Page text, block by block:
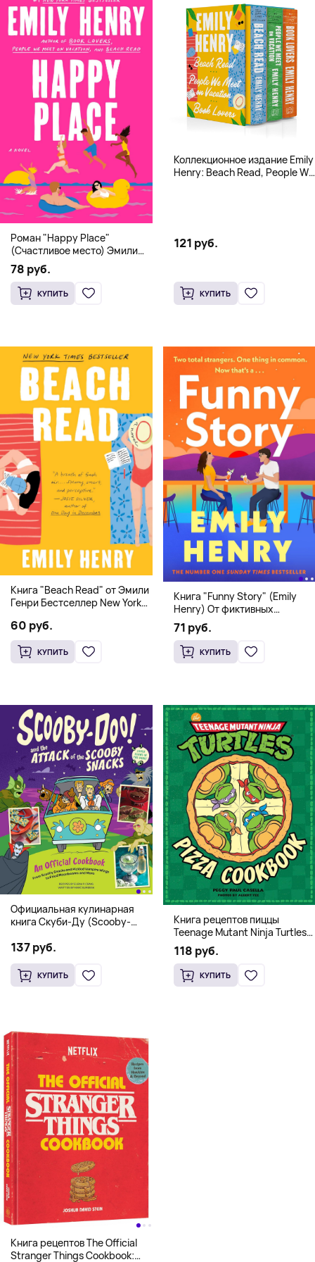
Роман "Happy Place"
(Счастливое место) Эмили
Генри | Твердый переплет
78 руб.
КУПИТЬ
Коллекционное издание Emily
Henry: Beach Read, People We
121 руб.
КУПИТЬ
Книга "Beach Read" от Эмили
Генри Бестселлер New York
60 руб.
КУПИТЬ
Книга "Funny Story" (Emily
Henry) От фиктивных
свиданий к реальной любви
71 руб.
КУПИТЬ
Официальная кулинарная
книга Скуби-Ду (Scooby-
Scooby Snacks), Твердый
137 руб.
КУПИТЬ
Книга рецептов пиццы
Teenage Mutant Ninja Turtles
Pizza Cookbook (На
английском)
118 руб.
КУПИТЬ
Книга рецептов The Official
Stranger Things Cookbook: